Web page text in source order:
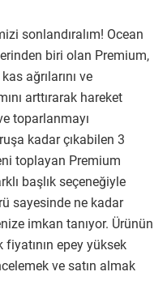
sonlandıralım! Ocean
biri olan Premium,
ağrılarını ve
arttırarak hareket
toparlanmayı
kadar çıkabilen 3
toplayan Premium
başlık seçeneğiyle
sayesinde ne kadar
imkan tanıyor. Ürünün
epey yüksek
ve satın almak